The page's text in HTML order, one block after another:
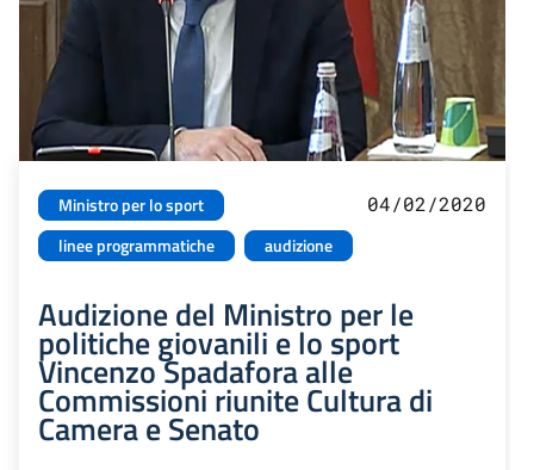
Ministro per lo sport
linee programmatiche
audizione
04/02/2020
Audizione del Ministro per le
politiche giovanili e lo sport
Vincenzo Spadafora alle
Commissioni riunite Cultura di
Camera e Senato